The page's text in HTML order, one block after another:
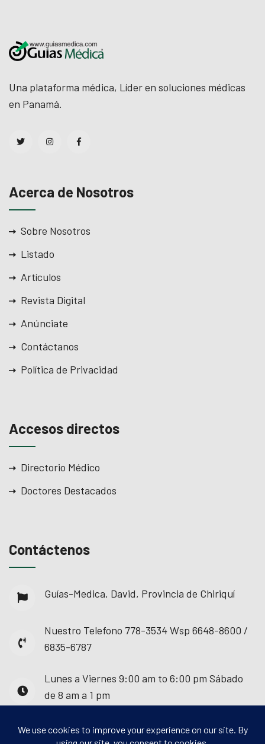
Una plataforma médica, Líder en soluciones médicas
en Panamá.
Acerca de Nosotros
Sobre Nosotros
Listado
Artículos
Revista Digital
Anúnciate
Contáctanos
Política de Privacidad
Accesos directos
Directorio Médico
Doctores Destacados
Contáctenos
Guías-Medica, David, Provincia de Chiriquí
Nuestro Telefono 778-3534 Wsp 6648-8600 /
6835-6787
Lunes a Viernes 9:00 am to 6:00 pm Sábado
de 8 am a 1 pm